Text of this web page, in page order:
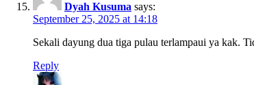
Dyah Kusuma says:
September 25, 2025 at 14:18
Sekali dayung dua tiga pulau terlampaui ya kak.
Reply